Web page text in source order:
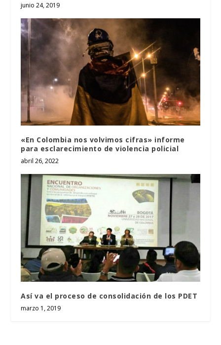
junio 24, 2019
«En Colombia nos volvimos cifras» informe
para esclarecimiento de violencia policial
abril 26, 2022
Así va el proceso de consolidación de los PDET
marzo 1, 2019